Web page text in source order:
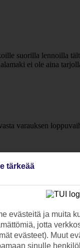
suorilla lennoilla
ei ole aina
varauksen
tärkeää
evästeitä ja muita
jotta
evästeet). Muut
sinulle